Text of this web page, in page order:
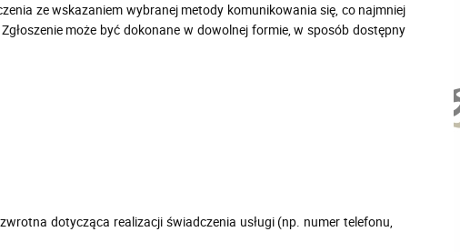
ze wskazaniem wybranej metody komunikowania się, co najmniej
może być dokonane w dowolnej formie, w sposób dostępny
dotycząca realizacji świadczenia usługi (np. numer telefonu,